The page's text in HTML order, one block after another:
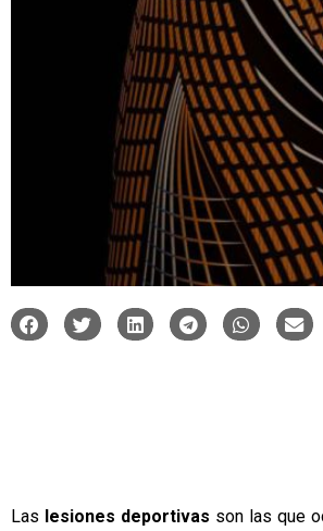
Las lesiones deportivas son las que